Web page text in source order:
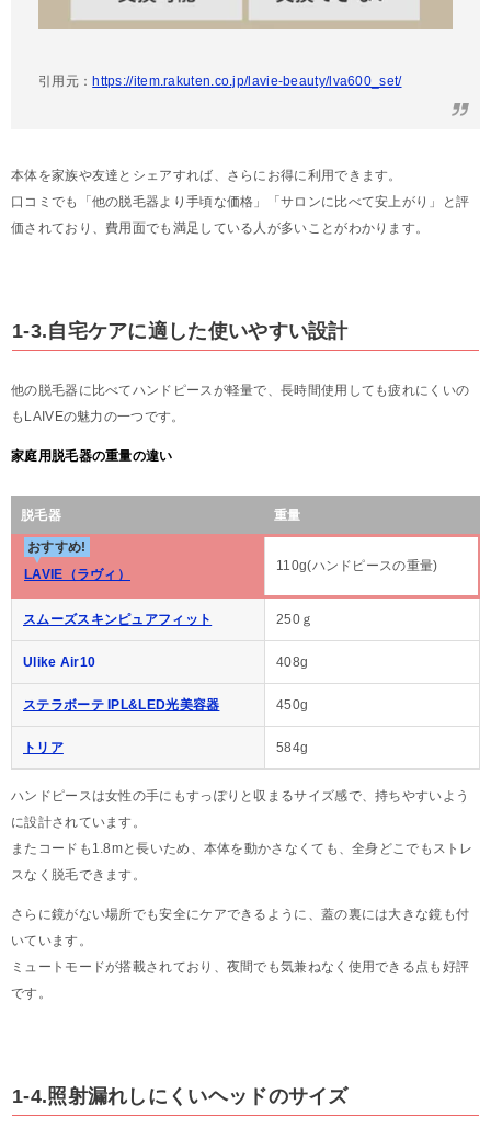
引用元：https://item.rakuten.co.jp/lavie-beauty/lva600_set/
本体を家族や友達とシェアすれば、さらにお得に利用できます。
口コミでも「他の脱毛器より手頃な価格」「サロンに比べて安上がり」と評
価されており、費用面でも満足している人が多いことがわかります。
1-3.自宅ケアに適した使いやすい設計
他の脱毛器に比べてハンドピースが軽量で、長時間使用しても疲れにくいの
もLAIVEの魅力の一つです。
家庭用脱毛器の重量の違い
脱毛器 重量
おすすめ!
LAVIE（ラヴィ）
110g(ハンドピースの重量)
スムーズスキンピュアフィット 250ｇ
Ulike Air10 408g
ステラボーテ IPL&LED光美容器 450g
トリア 584g
ハンドピースは女性の手にもすっぽりと収まるサイズ感で、持ちやすいよう
に設計されています。
またコードも1.8mと長いため、本体を動かさなくても、全身どこでもストレ
スなく脱毛できます。
さらに鏡がない場所でも安全にケアできるように、蓋の裏には大きな鏡も付
いています。
ミュートモードが搭載されており、夜間でも気兼ねなく使用できる点も好評
です。
1-4.照射漏れしにくいヘッドのサイズ